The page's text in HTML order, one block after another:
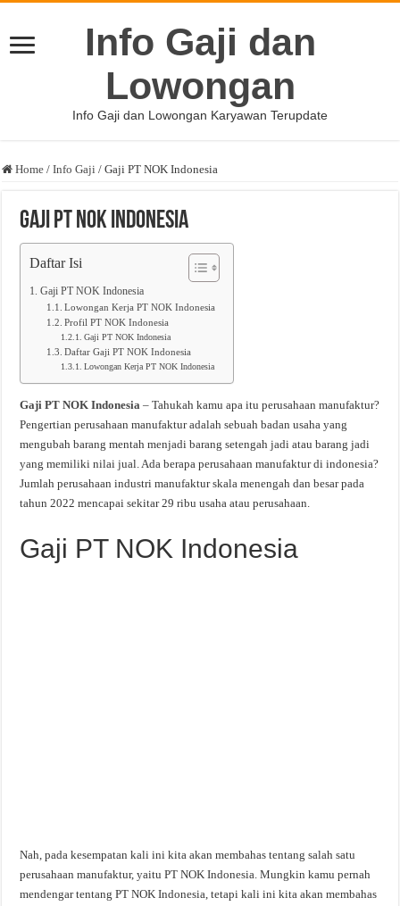
Info Gaji dan
Lowongan
Info Gaji dan Lowongan Karyawan Terupdate
Home / Info Gaji / Gaji PT NOK Indonesia
Gaji PT NOK Indonesia
Daftar Isi
Gaji PT NOK Indonesia
Lowongan Kerja PT NOK Indonesia
Profil PT NOK Indonesia
Gaji PT NOK Indonesia
Daftar Gaji PT NOK Indonesia
Lowongan Kerja PT NOK Indonesia
Gaji PT NOK Indonesia – Tahukah kamu apa itu perusahaan manufaktur?
Pengertian perusahaan manufaktur adalah sebuah badan usaha yang
mengubah barang mentah menjadi barang setengah jadi atau barang jadi
yang memiliki nilai jual. Ada berapa perusahaan manufaktur di indonesia?
Jumlah perusahaan industri manufaktur skala menengah dan besar pada
tahun 2022 mencapai sekitar 29 ribu usaha atau perusahaan.
Gaji PT NOK Indonesia
Nah, pada kesempatan kali ini kita akan membahas tentang salah satu
perusahaan manufaktur, yaitu PT NOK Indonesia. Mungkin kamu pernah
mendengar tentang PT NOK Indonesia, tetapi kali ini kita akan membahas